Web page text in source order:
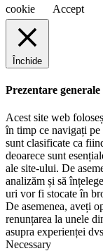
cookie
Accept
Închide
Prezentare
Acest site web
în timp ce navigați
sunt clasificate ca
deoarece sunt
ale site-ului. De
analizăm și să
uri vor fi stocate în
De asemenea, aveți
renunțarea la unele
asupra experienței
Necessary